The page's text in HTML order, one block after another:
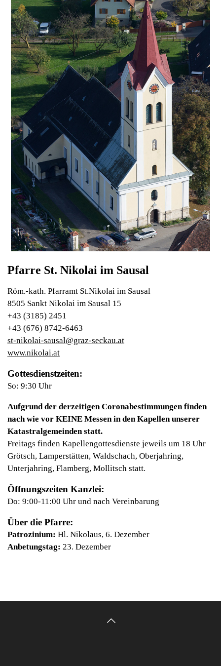
Pfarre St. Nikolai im Sausal
Röm.-kath. Pfarramt St.Nikolai im Sausal
8505 Sankt Nikolai im Sausal 15
+43 (3185) 2451
+43 (676) 8742-6463
st-nikolai-sausal@graz-seckau.at
www.nikolai.at
Gottesdienstzeiten:
So: 9:30 Uhr
Aufgrund der derzeitigen Coronabestimmungen finden
nach wie vor KEINE Messen in den Kapellen unserer
Katastralgemeinden statt.
Freitags finden Kapellengottesdienste jeweils um 18 Uhr
Grötsch, Lamperstätten, Waldschach, Oberjahring,
Unterjahring, Flamberg, Mollitsch statt.
Öffnungszeiten Kanzlei:
Do: 9:00-11:00 Uhr und nach Vereinbarung
Über die Pfarre:
Patrozinium: Hl. Nikolaus, 6. Dezember
Anbetungstag: 23. Dezember